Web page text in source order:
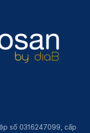
số 0316247099, cấp